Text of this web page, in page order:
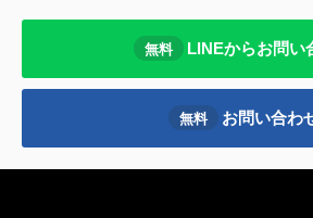
無料 LINEからお問い
無料 お問い合わ